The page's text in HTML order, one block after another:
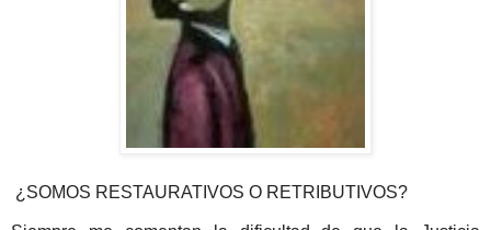
¿SOMOS RESTAURATIVOS O RETRIBUTIVOS?